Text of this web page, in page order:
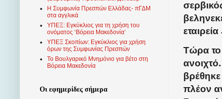
Τώρα
πλέον
Η Συμφωνία Πρεσπών Ελλάδας- πΓΔΜ
στα αγγλικά
ΥΠΕΞ: Εγκύκλιος για τη χρήση του
ονόματος ‘Βόρεια Μακεδονία’
ΥΠΕΞ Σκοπίων: Εγκύκλιος για χρήση
όρων της Συμφωνίας Πρεσπών
Το Βουλγαρικό Μνημόνιο για βέτο στη
Βόρεια Μακεδονία
Οι εφημερίδες σήμερα